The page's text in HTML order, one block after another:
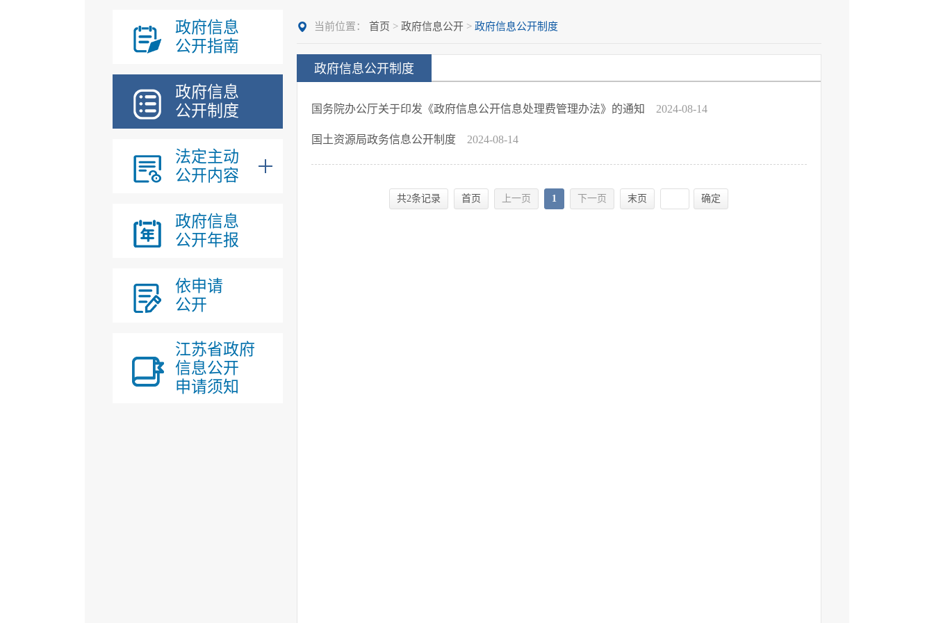
政府信息
公开指南
政府信息
公开制度
法定主动
公开内容
政府信息
公开年报
依申请
公开
江苏省政府
信息公开
申请须知
当前位置： 首页 > 政府信息公开> 政府信息公开制度
政府信息公开制度
国务院办公厅关于印发《政府信息公开信息处理费管理办法》的通知 2024-08-14
国土资源局政务信息公开制度 2024-08-14
共2条记录 首页 上一页 1 下一页 末页 确定